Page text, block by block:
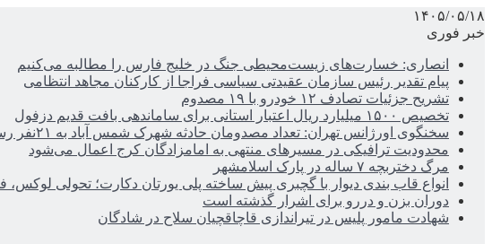
۱۴۰۵/۰۵/۱۸
خبر فوری
انصاری: خسارت‌های زیست‌محیطی جنگ در خلیج فارس را مطالبه‌ می‌کنیم
پیام تقدیر رئیس سازمان عقیدتی سیاسی فراجا از کارکنان مجاهد انتظامی
تشریح جزئیات تصادف ۱۲ خودرو با ۱۹ مصدوم
تخصیص ۱۵۰۰ میلیارد ریال اعتبار استانی برای ساماندهی بافت قدیم دزفول
سخنگوی اورژانس تهران: تعداد مصدومان حادثه شهرک شمس آباد به ۲۱نفر رسید
محدودیت ترافیکی در مسیرهای منتهی به امامزادگان کرج اعمال می‌شود
مرگ دختربچه ۷ ساله در پارک اسلامشهر
انواع قاب بندی دیوار با گچبری پیش ساخته پلی یورتان دکارت؛ تحولی
دوران بزن و دررو برای اشرار گذشته است
شهادت مامور پلیس در تیراندازی قاچاقچیان سلاح در شادگان